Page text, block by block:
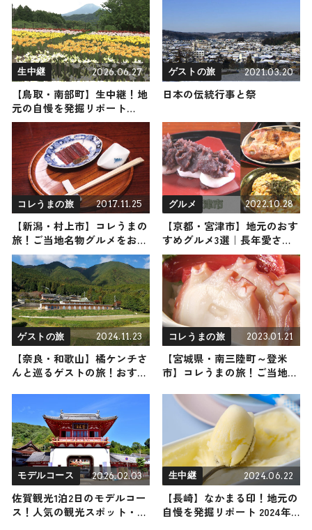
生中継 2026.06.27
【鳥取・南部町】生中継！地
元の自慢を発掘リポート
2026年6月27日放送
ゲストの旅 2021.03.20
日本の伝統行事と祭
コレうまの旅 2017.11.25
【新潟・村上市】コレうまの
旅！ご当地名物グルメをお届
け
グルメ 2022.10.28
【京都・宮津市】地元のおす
すめグルメ3選｜長年愛され
るご当地スイーツからお食事
処までご紹介
ゲストの旅 2024.11.23
【奈良・和歌山】橘ケンチさ
んと巡るゲストの旅！おすす
2024年11月23日放送
コレうまの旅 2023.01.21
【宮城県・南三陸町～登米
市】コレうまの旅！ご当地名
モデルコース 2026.02.03
佐賀観光1泊2日のモデルコー
ス！人気の観光スポット・名
生中継 2024.06.22
【長崎】なかまる印！地元の
自慢を発掘リポート 2024年6